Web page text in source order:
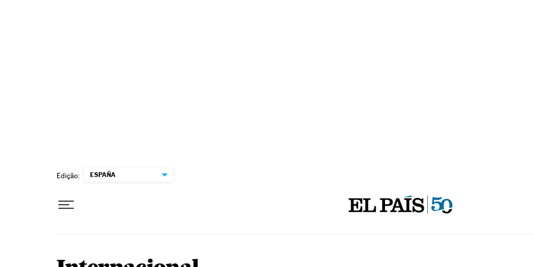
Edição: ESPAÑA